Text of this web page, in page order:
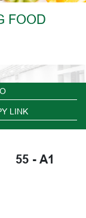
FOOD
LINK
55 - A1